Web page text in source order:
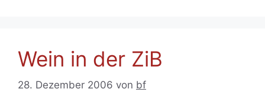
Wein in der ZiB
28. Dezember 2006 von bf